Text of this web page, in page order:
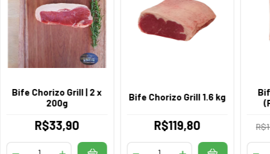
Bife Chorizo Grill | 2 x
200g
R$33,90
Bife Chorizo Grill 1.6 kg
R$119,80